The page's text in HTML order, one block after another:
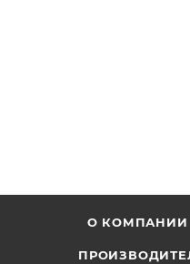
О КОМПАНИИ